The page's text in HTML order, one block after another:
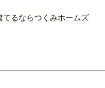
るならつくみホームズ